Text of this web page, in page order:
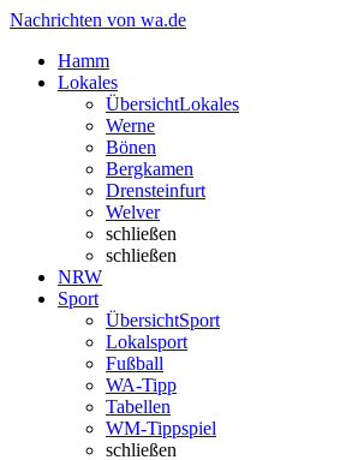
Nachrichten von wa.de
Hamm
Lokales
ÜbersichtLokales
Werne
Bönen
Bergkamen
Drensteinfurt
Welver
schließen
schließen
NRW
Sport
ÜbersichtSport
Lokalsport
Fußball
WA-Tipp
Tabellen
WM-Tippspiel
schließen